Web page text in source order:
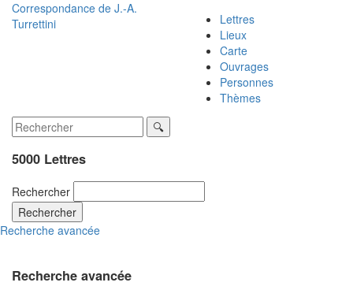
Correspondance de J.-A.
Turrettini
Lettres
Lieux
Carte
Ouvrages
Personnes
Thèmes
5000 Lettres
Rechercher
Rechercher
Recherche avancée
Recherche avancée